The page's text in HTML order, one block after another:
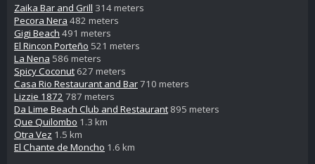
Zaika Bar and Grill 314 meters
Pecora Nera 482 meters
Gigi Beach 491 meters
El Rincon Porteño 521 meters
La Nena 586 meters
Spicy Coconut 627 meters
Casa Rio Restaurant and Bar710 meters
Lizzie 1872 787 meters
Da Lime Beach Club and Restaurant 895 meters
Que Quilombo 1.3 km
Otra Vez 1.5 km
El Chante de Moncho 1.6 km